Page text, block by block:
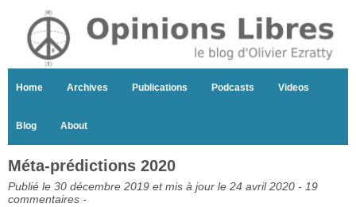
Home Archives Publications Podcasts Videos
Blog About
Méta-prédictions 2020
Publié le 30 décembre 2019 et mis à jour le 24 avril 2020 - 19
commentaires -